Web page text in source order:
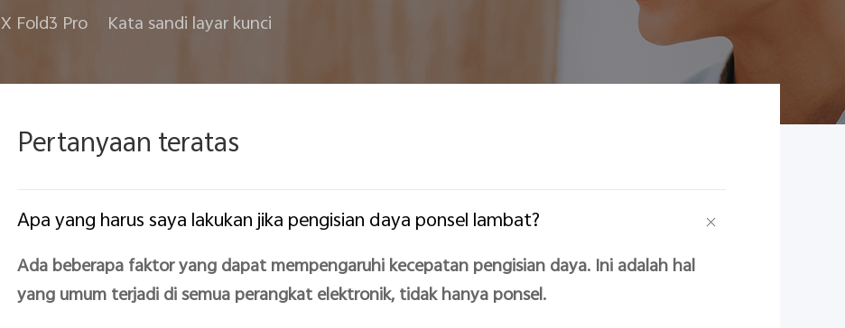
X Fold3 Pro Kata sandi layar kunci
Pertanyaan teratas
Apa yang harus saya lakukan jika pengisian daya ponsel lambat?
Ada beberapa faktor yang dapat mempengaruhi kecepatan pengisian daya. Ini adalah hal
yang umum terjadi di semua perangkat elektronik, tidak hanya ponsel.